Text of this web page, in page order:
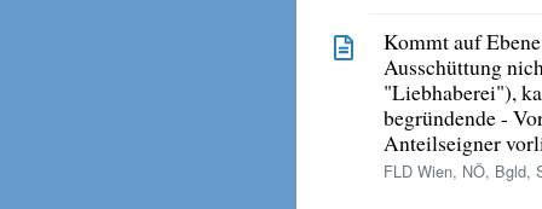
Kommt auf
Ausschüttung
"Liebhaberei"),
begründende -
Anteilseigner
FLD Wien, NÖ, Bgld,